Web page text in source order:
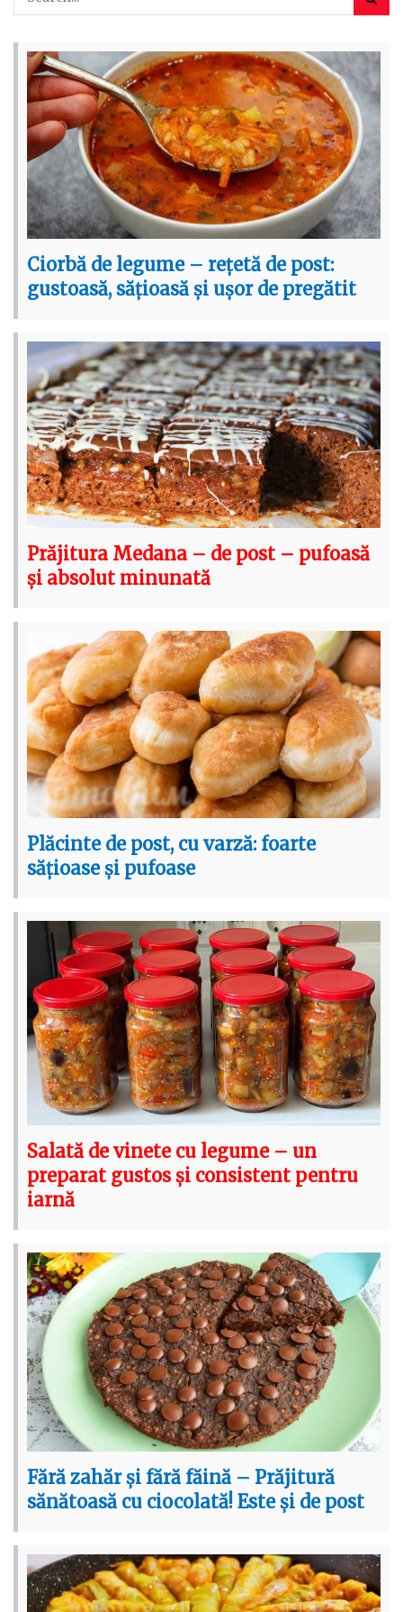
Ciorbă de legume – rețetă de post:
gustoasă, sățioasă și ușor de pregătit
Prăjitura Medana – de post – pufoasă
și absolut minunată
Plăcinte de post, cu varză: foarte
sățioase și pufoase
Salată de vinete cu legume – un
preparat gustos și consistent pentru
iarnă
Fără zahăr și fără făină – Prăjitură
sănătoasă cu ciocolată! Este și de post